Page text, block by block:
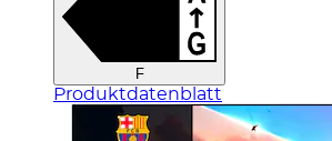
F
Produktdatenblatt